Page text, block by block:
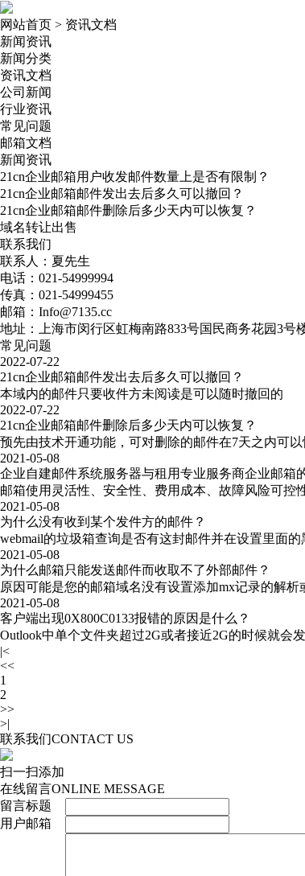
网站首页 > 资讯文档
新闻资讯
新闻分类
资讯文档
公司新闻
行业资讯
常见问题
邮箱文档
新闻资讯
21cn企业邮箱用户收发邮件数量上是否有限制？
21cn企业邮箱邮件发出去后多久可以撤回？
21cn企业邮箱邮件删除后多少天内可以恢复？
域名转让出售
联系我们
联系人：夏先生
电话：021-54999994
传真：021-54999455
邮箱：Info@7135.cc
地址：上海市闵行区虹梅南路833号国民商务花园3号
常见问题
2022-07-22
21cn企业邮箱邮件发出去后多久可以撤回？
本域内的邮件只要收件方未阅读是可以随时撤回的
2022-07-22
21cn企业邮箱邮件删除后多少天内可以恢复？
预先由技术开通功能，可对删除的邮件在7天之内可以
2021-05-08
企业自建邮件系统服务器与租用专业服务商企业邮箱
邮箱使用灵活性、安全性、费用成本、故障风险可控
2021-05-08
为什么没有收到某个发件方的邮件？
webmail的垃圾箱查询是否有这封邮件并在设置里面的
2021-05-08
为什么邮箱只能发送邮件而收取不了外部邮件？
原因可能是您的邮箱域名没有设置添加mx记录的解
2021-05-08
客户端出现0X800C0133报错的原因是什么？
Outlook中单个文件夹超过2G或者接近2G的时候就会
|<
<<
1
2
>>
>|
联系我们CONTACT US
扫一扫添加
在线留言ONLINE MESSAGE
留言标题
用户邮箱